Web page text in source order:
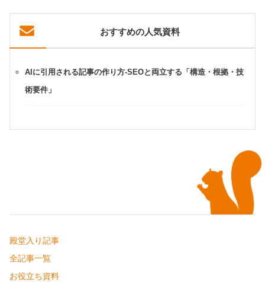
おすすめの人気資料
AIに引用される記事の作り方-SEOと両立する「構造・根拠・技
術要件」
殿堂入り記事
全記事一覧
お役立ち資料